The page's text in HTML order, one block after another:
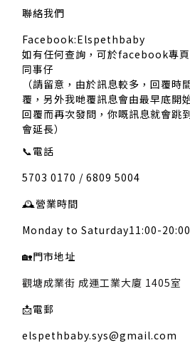
聯絡我們
Facebook:Elspethbaby
如有任何查詢，可於facebook專
同事仔
（請留意，由於訊息較多，回覆
覆，另外我哋覆訊息會由最早底開
回覆而再次發問，你嘅訊息就會跳
會延長）
📞電話
5703 0170 / 6809 5004
🕰️營業時間
Monday to Saturday11:00-20:00
🏡門市地址
觀塘成業街 成運工業大廈 1405室
📩電郵
elspethbaby.sys@gmail.com